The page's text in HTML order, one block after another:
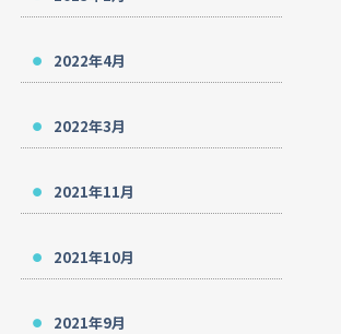
2022年4月
2022年3月
2021年11月
2021年10月
2021年9月